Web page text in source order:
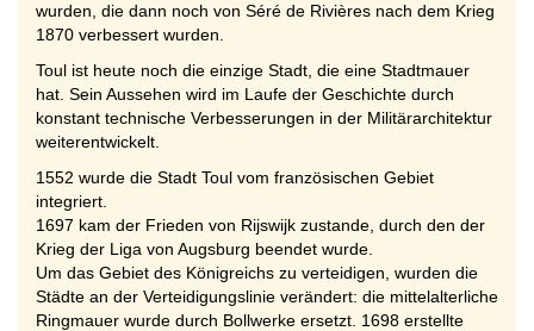
wurden, die dann noch von Séré de Rivières nach dem Krieg
1870 verbessert wurden.
Toul ist heute noch die einzige Stadt, die eine Stadtmauer
hat. Sein Aussehen wird im Laufe der Geschichte durch
konstant technische Verbesserungen in der Militärarchitektur
weiterentwickelt.
1552 wurde die Stadt Toul vom französischen Gebiet
integriert.
1697 kam der Frieden von Rijswijk zustande, durch den der
Krieg der Liga von Augsburg beendet wurde.
Um das Gebiet des Königreichs zu verteidigen, wurden die
Städte an der Verteidigungslinie verändert: die mittelalterliche
Ringmauer wurde durch Bollwerke ersetzt. 1698 erstellte